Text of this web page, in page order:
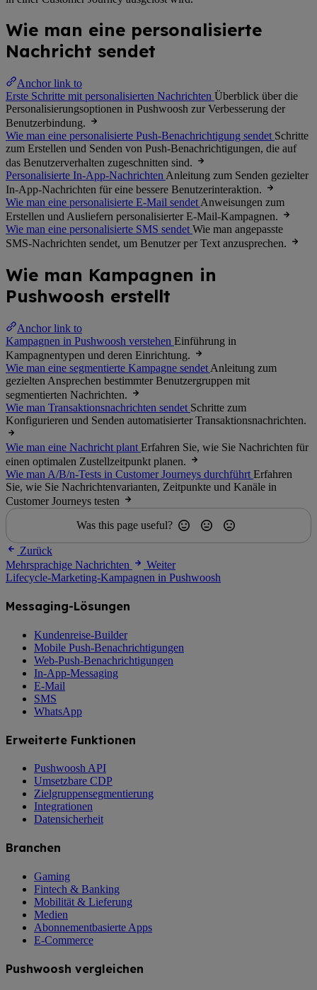
Wie man eine personalisierte
Nachricht sendet
Anchor link to
Erste Schritte mit personalisierten Nachrichten Überblick über die
Personalisierungsoptionen in Pushwoosh zur Verbesserung der
Benutzerbindung.
Wie man eine personalisierte Push-Benachrichtigung sendet Schritte
zum Erstellen und Senden von Push-Benachrichtigungen, die auf
das Benutzerverhalten zugeschnitten sind.
Personalisierte In-App-Nachrichten Anleitung zum Senden gezielter
In-App-Nachrichten für eine bessere Benutzerinteraktion.
Wie man eine personalisierte E-Mail sendet Anweisungen zum
Erstellen und Ausliefern personalisierter E-Mail-Kampagnen.
Wie man eine personalisierte SMS sendet Wie man angepasste
SMS-Nachrichten sendet, um Benutzer per Text anzusprechen.
Wie man Kampagnen in
Pushwoosh erstellt
Anchor link to
Kampagnen in Pushwoosh verstehen Einführung in
Kampagnentypen und deren Einrichtung.
Wie man eine segmentierte Kampagne sendet Anleitung zum
gezielten Ansprechen bestimmter Benutzergruppen mit
segmentierten Nachrichten.
Wie man Transaktionsnachrichten sendet Schritte zum
Konfigurieren und Senden automatisierter Transaktionsnachrichten.
Wie man eine Nachricht plant Erfahren Sie, wie Sie Nachrichten für
einen optimalen Zustellzeitpunkt planen.
Wie man A/B/n-Tests in Customer Journeys durchführt Erfahren
Sie, wie Sie Nachrichtenvarianten, Zeitpunkte und Kanäle in
Customer Journeys testen
Was this page useful?
Zurück
Mehrsprachige Nachrichten
Weiter
Lifecycle-Marketing-Kampagnen in Pushwoosh
Messaging-Lösungen
Kundenreise-Builder
Mobile Push-Benachrichtigungen
Web-Push-Benachrichtigungen
In-App-Messaging
E-Mail
SMS
WhatsApp
Erweiterte Funktionen
Pushwoosh API
Umsetzbare CDP
Zielgruppensegmentierung
Integrationen
Datensicherheit
Branchen
Gaming
Fintech & Banking
Mobilität & Lieferung
Medien
Abonnementbasierte Apps
E-Commerce
Pushwoosh vergleichen